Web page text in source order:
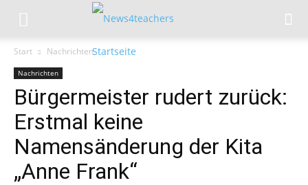
Start Nachrichten
Nachrichten
Bürgermeister rudert zurück:
Erstmal keine
Namensänderung der Kita
„Anne Frank“